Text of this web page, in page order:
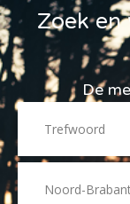
Zoek
De